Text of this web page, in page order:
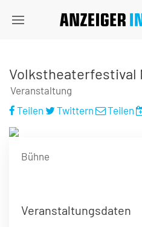
Volkstheaterfestival
Veranstaltung
Teilen
Twittern Teilen
Bühne
Veranstaltungsdaten